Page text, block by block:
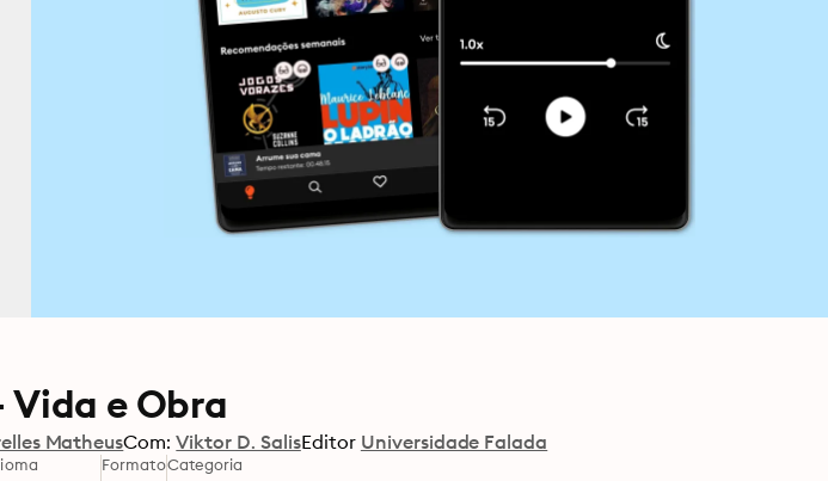
e Obra
MatheusCom: Viktor D. SalisEditor Universidade Falada
FormatoCategoria